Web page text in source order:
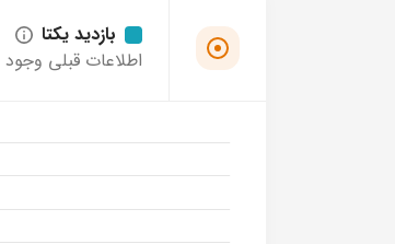
بازدید یکتا
اطلاعات قبلی وجود